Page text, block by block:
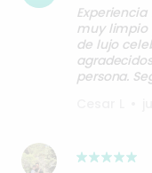
Experiencia
muy limpio
de lujo
persona.